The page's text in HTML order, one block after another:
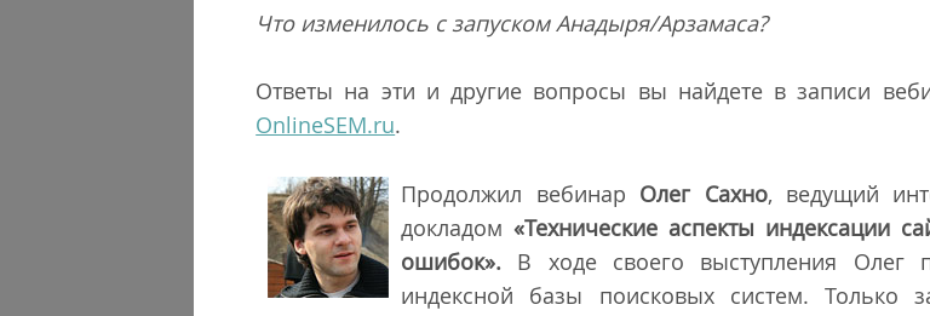
Что изменилось с запуском Анадыря/Арзамаса?
Ответы на эти и другие вопросы вы найдете в записи
OnlineSEM.ru.
Продолжил вебинар Олег Сахно, ведущий
докладом«Технические аспекты индексации
ошибок». В ходе своего выступления Олег
индексной базы поисковых систем. Только